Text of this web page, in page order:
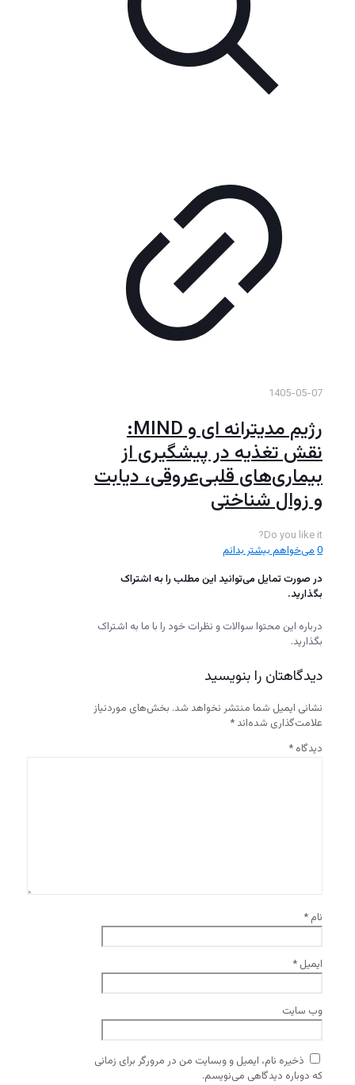
1405-05-07
رژیم مدیترانه ای و MIND:
نقش تغذیه در پیشگیری از
بیماری‌های قلبی‌عروقی، دیابت
و زوال شناختی
Do you like it?
0می‌خواهم بیشتر بدانم
در صورت تمایل می‌توانید این مطلب را به اشتراک
بگذارید.
درباره‌ این محتوا سوالات و نظرات خود را با ما به اشتراک
بگذارید.
دیدگاهتان را بنویسید
نشانی ایمیل شما منتشر نخواهد شد. بخش‌های موردنیاز
علامت‌گذاری شده‌اند *
دیدگاه *
نام *
ایمیل *
وب‌ سایت
ذخیره نام، ایمیل و وبسایت من در مرورگر برای زمانی
که دوباره دیدگاهی می‌نویسم.